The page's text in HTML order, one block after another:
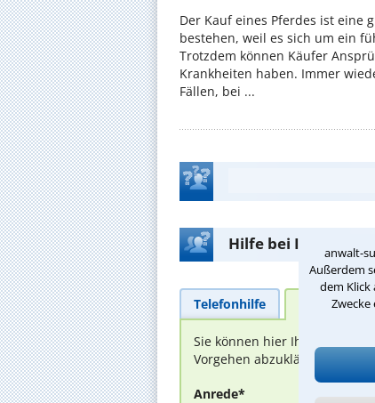
anwalt-
Außerdem
dem Klick
Der Kauf eines Pferdes ist eine
bestehen, weil es sich um ein
Trotzdem können Käufer
Krankheiten haben. Immer
Fällen, bei ...
Hilfe bei Ihrer
Telefonhilfe
Sie können hier Ihren Fall
Vorgehen abzuklären. Die
Anrede*